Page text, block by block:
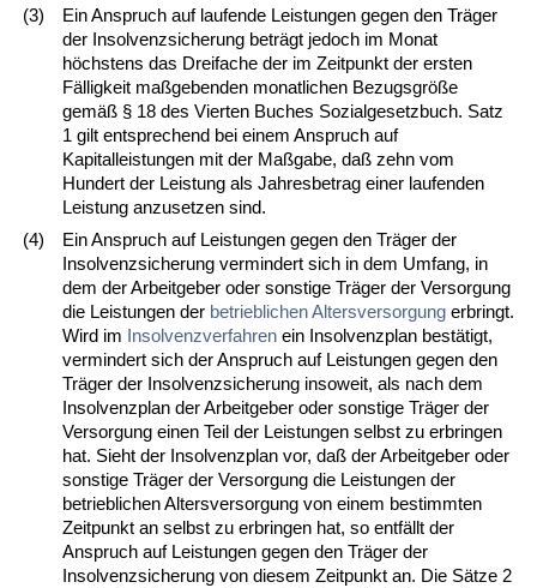
(3)
Ein Anspruch auf laufende Leistungen gegen den Träger
der Insolvenzsicherung beträgt jedoch im Monat
höchstens das Dreifache der im Zeitpunkt der ersten
Fälligkeit maßgebenden monatlichen Bezugsgröße
gemäß § 18 des Vierten Buches Sozialgesetzbuch. Satz
1 gilt entsprechend bei einem Anspruch auf
Kapitalleistungen mit der Maßgabe, daß zehn vom
Hundert der Leistung als Jahresbetrag einer laufenden
Leistung anzusetzen sind.
(4)
Ein Anspruch auf Leistungen gegen den Träger der
Insolvenzsicherung vermindert sich in dem Umfang, in
dem der Arbeitgeber oder sonstige Träger der Versorgung
die Leistungen der betrieblichen Altersversorgung erbringt.
Wird im Insolvenzverfahren ein Insolvenzplan bestätigt,
vermindert sich der Anspruch auf Leistungen gegen den
Träger der Insolvenzsicherung insoweit, als nach dem
Insolvenzplan der Arbeitgeber oder sonstige Träger der
Versorgung einen Teil der Leistungen selbst zu erbringen
hat. Sieht der Insolvenzplan vor, daß der Arbeitgeber oder
sonstige Träger der Versorgung die Leistungen der
betrieblichen Altersversorgung von einem bestimmten
Zeitpunkt an selbst zu erbringen hat, so entfällt der
Anspruch auf Leistungen gegen den Träger der
Insolvenzsicherung von diesem Zeitpunkt an. Die Sätze 2